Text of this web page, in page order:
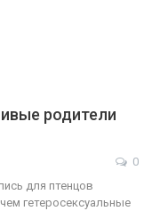
родители
0
для птенцов
гетеросексуальные